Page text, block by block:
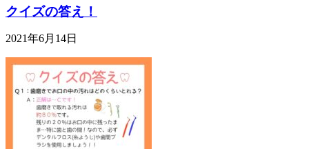
クイズの答え！
2021年6月14日